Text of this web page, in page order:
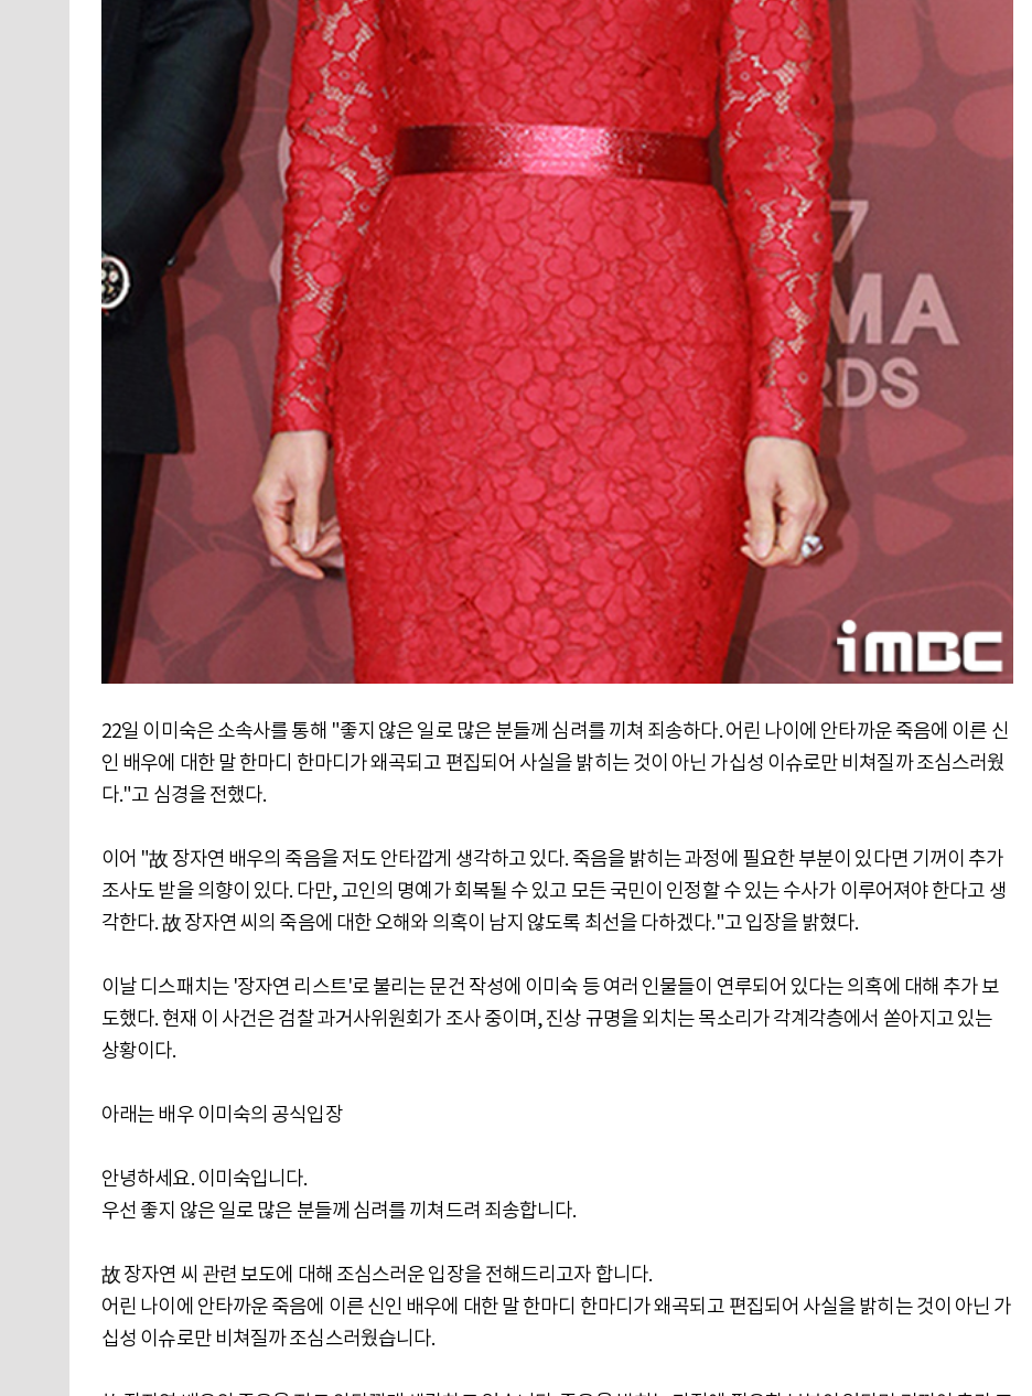
22일 이미숙은 소속사를 통해 "좋지 않은 일로 많은 분들께 심려를 끼쳐 죄송하다. 어린 나이에 안타까운 죽음에 이른 신
인 배우에 대한 말 한마디 한마디가 왜곡되고 편집되어 사실을 밝히는 것이 아닌 가십성 이슈로만 비쳐질까 조심스러웠
다."고 심경을 전했다.
이어 "故 장자연 배우의 죽음을 저도 안타깝게 생각하고 있다. 죽음을 밝히는 과정에 필요한 부분이 있다면 기꺼이 추가
조사도 받을 의향이 있다. 다만, 고인의 명예가 회복될 수 있고 모든 국민이 인정할 수 있는 수사가 이루어져야 한다고 생
각한다. 故 장자연 씨의 죽음에 대한 오해와 의혹이 남지 않도록 최선을 다하겠다."고 입장을 밝혔다.
이날 디스패치는 '장자연 리스트'로 불리는 문건 작성에 이미숙 등 여러 인물들이 연루되어 있다는 의혹에 대해 추가 보
도했다. 현재 이 사건은 검찰 과거사위원회가 조사 중이며, 진상 규명을 외치는 목소리가 각계각층에서 쏟아지고 있는
상황이다.
아래는 배우 이미숙의 공식입장
안녕하세요. 이미숙입니다.
우선 좋지 않은 일로 많은 분들께 심려를 끼쳐드려 죄송합니다.
故 장자연 씨 관련 보도에 대해 조심스러운 입장을 전해드리고자 합니다.
어린 나이에 안타까운 죽음에 이른 신인 배우에 대한 말 한마디 한마디가 왜곡되고 편집되어 사실을 밝히는 것이 아닌 가
십성 이슈로만 비쳐질까 조심스러웠습니다.